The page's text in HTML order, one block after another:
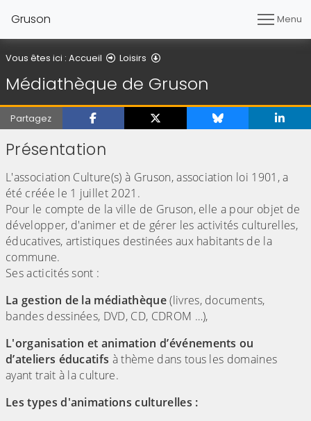
Gruson Menu
Vous êtes ici : Accueil Loisirs
Médiathèque de Gruson
Partagez
Présentation
L'association Culture(s) à Gruson, association loi 1901, a
été créée le 1 juillet 2021.
Pour le compte de la ville de Gruson, elle a pour objet de
développer, d'animer et de gérer les activités culturelles,
éducatives, artistiques destinées aux habitants de la
commune.
Ses acticités sont :
La gestion de la médiathèque(livres, documents,
bandes dessinées, DVD, CD, CDROM …),
L'organisation et animation d’événements ou
d’ateliers éducatifs à thème dans tous les domaines
ayant trait à la culture.
Les types d'animations culturelles :